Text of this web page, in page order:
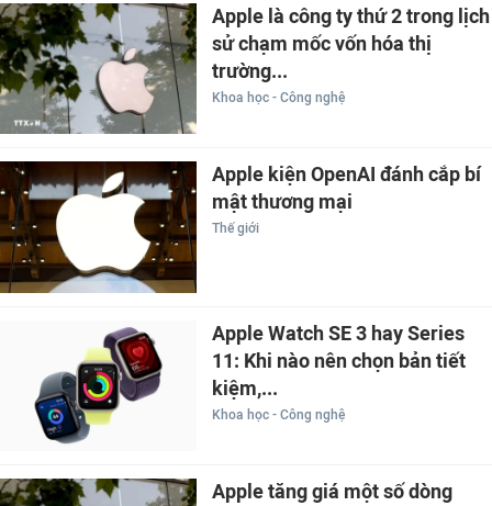
Apple là công ty thứ 2 trong lịch
sử chạm mốc vốn hóa thị
trường...
Khoa học - Công nghệ
Apple kiện OpenAI đánh cắp bí
mật thương mại
Thế giới
Apple Watch SE 3 hay Series
11: Khi nào nên chọn bản tiết
kiệm,...
Khoa học - Công nghệ
Apple tăng giá một số dòng